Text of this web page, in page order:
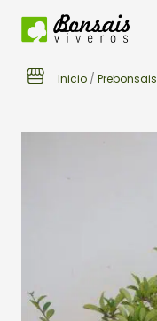
Inicio / Prebonsais